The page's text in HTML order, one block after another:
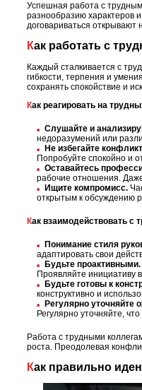
Успешная работа с
разнообразию характеров
договариваться открывают
Как работать с
Каждый сталкивается с
гибкости, терпения и
сохранять спокойствие и
Как реагировать на
Слушайте и
недоразумений или
Не избегайте
Попробуйте спокойно и
Оставайтесь
рабочие отношения.
Ищите компромисс.
открытым к обсуждению
Как взаимодействовать
Понимание стиля
адаптировать свои
Будьте проактивными.
Проявляйте инициативу
Будьте готовы к
конструктивно и
Регулярно уточняйте
Регулярно уточняйте,
Работа с трудными
роста. Преодолевая
Как правильно